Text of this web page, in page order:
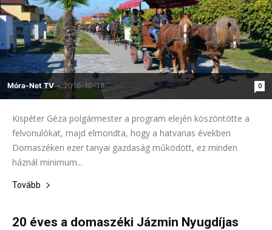
Móra-Net TV - 2016-10-18 0
Kispéter Géza polgármester a program elején köszöntötte a
felvonulókat, majd elmondta, hogy a hatvanas években
Domaszéken ezer tanyai gazdaság működött, ez minden
háznál minimum...
Tovább
20 éves a domaszéki Jázmin Nyugdíjas